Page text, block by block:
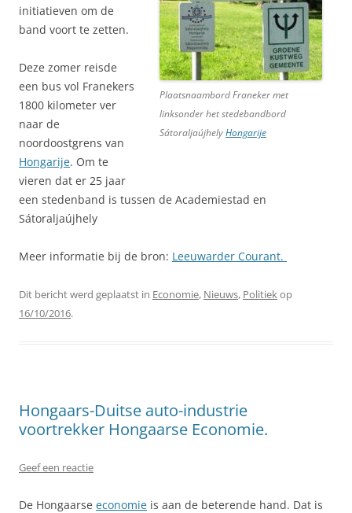
Plaatsnaambord Franeker met
linksonder het stedebandbord
SátoraljaújhelyHongarije
initiatieven om de
band voort te zetten.
Deze zomer reisde
een bus vol Franekers
1800 kilometer ver
naar de
noordoostgrens van
Hongarije. Om te
vieren dat er 25 jaar
een stedenband is tussen de Academiestad en
Sátoraljaújhely
Meer informatie bij de bron: Leeuwarder Courant.
Dit bericht werd geplaatst in Economie, Nieuws, Politiekop
16/10/2016.
Hongaars-Duitse auto-industrie
voortrekker Hongaarse Economie.
Geef een reactie
De Hongaarse economie is aan de beterende hand. Dat is